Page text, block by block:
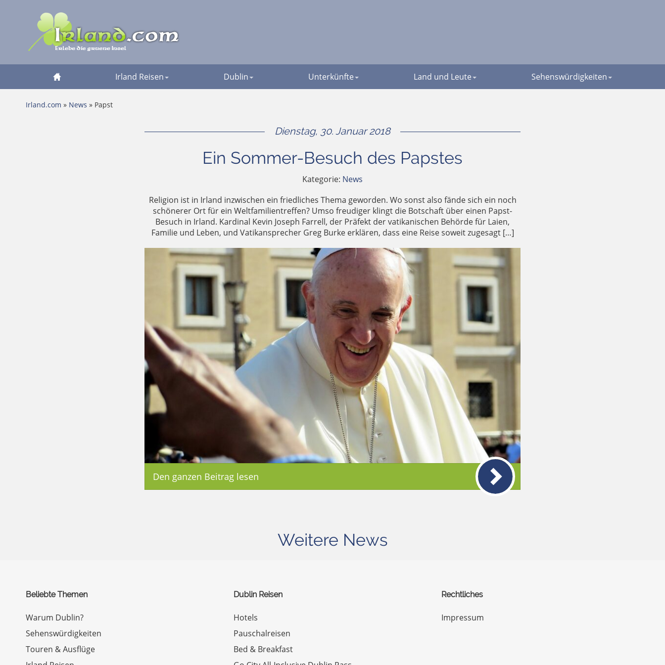
Irland Reisen Dublin Unterkünfte Land und Leute Sehenswürdigkeiten
Irland.com » News » Papst
Dienstag, 30. Januar 2018
Ein Sommer-Besuch des Papstes
Kategorie: News
Religion ist in Irland inzwischen ein friedliches Thema geworden. Wo sonst also fände sich ein noch
schönerer Ort für ein Weltfamilientreffen? Umso freudiger klingt die Botschaft über einen Papst-
Besuch in Irland. Kardinal Kevin Joseph Farrell, der Präfekt der vatikanischen Behörde für Laien,
Familie und Leben, und Vatikansprecher Greg Burke erklären, dass eine Reise soweit zugesagt […]
Den ganzen Beitrag lesen
Weitere News
Beliebte Themen
Warum Dublin?
Sehenswürdigkeiten
Touren & Ausflüge
Dublin Reisen
Hotels
Pauschalreisen
Bed & Breakfast
Rechtliches
Impressum